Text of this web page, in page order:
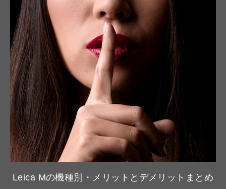
Leica Mの機種別・メリットとデメリットまとめ